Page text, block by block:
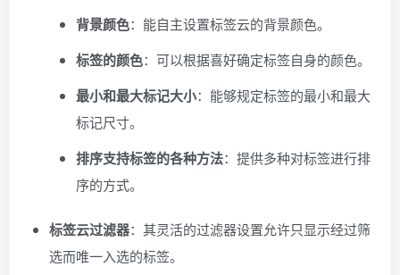
背景颜色：能自主设置标签云的背景颜色。
标签的颜色：可以根据喜好确定标签自身的颜色。
最小和最大标记大小：能够规定标签的最小和最大
标记尺寸。
排序支持标签的各种方法：提供多种对标签进行排
序的方式。
标签云过滤器：其灵活的过滤器设置允许只显示经过筛
选而唯一入选的标签。